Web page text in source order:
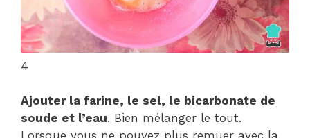
4
Ajouter la farine, le sel, le bicarbonate de
soude et l’eau. Bien mélanger le tout.